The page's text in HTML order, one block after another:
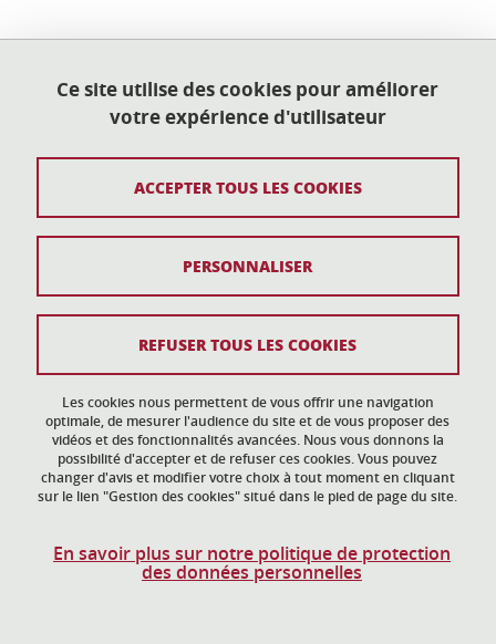
Université Grenoble Alpes
Direction de la Culture et de la Culture
Scientifique
161 place du Torrent
38400 Saint-Martin-d'Hères
Mentions légales
Données personnelles
Crédits
Gestion des cookies
Accessibilité : non conforme
Ce site utilise des cookies pour améliorer
votre expérience d'utilisateur
Les cookies nous permettent de vous offrir une navigation
optimale, de mesurer l'audience du site et de vous proposer des
vidéos et des fonctionnalités avancées. Nous vous donnons la
possibilité d'accepter et de refuser ces cookies. Vous pouvez
changer d'avis et modifier votre choix à tout moment en cliquant
sur le lien "Gestion des cookies" situé dans le pied de page du site.
En savoir plus sur notre politique de protection
des données personnelles
ACCEPTER TOUS LES COOKIES
REFUSER TOUS LES COOKIES
PERSONNALISER